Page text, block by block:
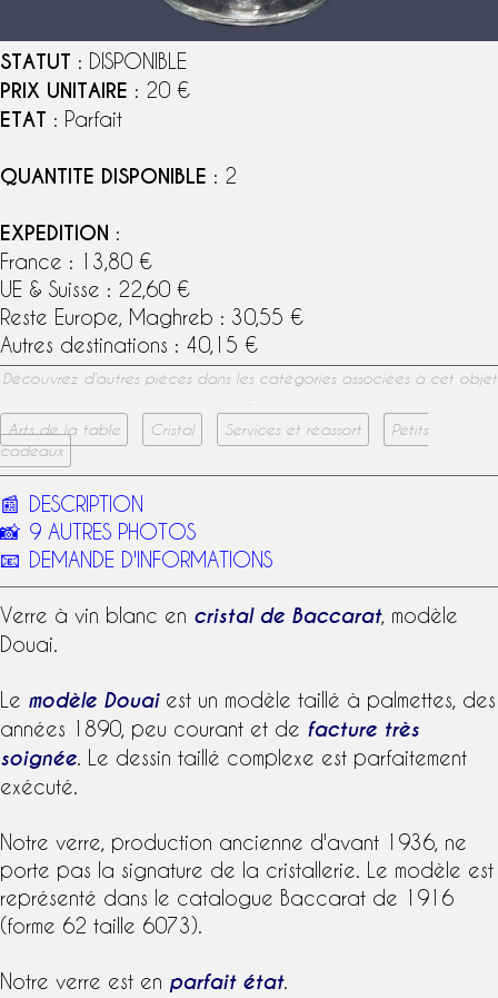
STATUT : DISPONIBLE
PRIX UNITAIRE : 20 €
ETAT : Parfait
QUANTITE DISPONIBLE : 2
EXPEDITION :
France : 13,80 €
UE & Suisse : 22,60 €
Reste Europe, Maghreb : 30,55 €
Autres destinations : 40,15 €
Découvrez d’autres pièces dans les catégories associées à cet objet
:
Arts de la table
Cristal Services et réassort
Petits
cadeaux
📰 DESCRIPTION
📸 9 AUTRES PHOTOS
📧 DEMANDE D'INFORMATIONS
Verre à vin blanc en cristal de Baccarat, modèle
Douai
Le modèle Douaiest un modèle taillé à palmettes , des
années 1890, peu courant et de facture très
soignée . Le dessin taillé complexe est parfaitement
exécuté.
Notre verre, production ancienne d'avant 1936, ne
porte pas la signature de la cristallerie . Le modèle est
représenté dans le catalogue Baccarat de 1916
(forme 62 taille 6073).
Notre verre est en parfait état.